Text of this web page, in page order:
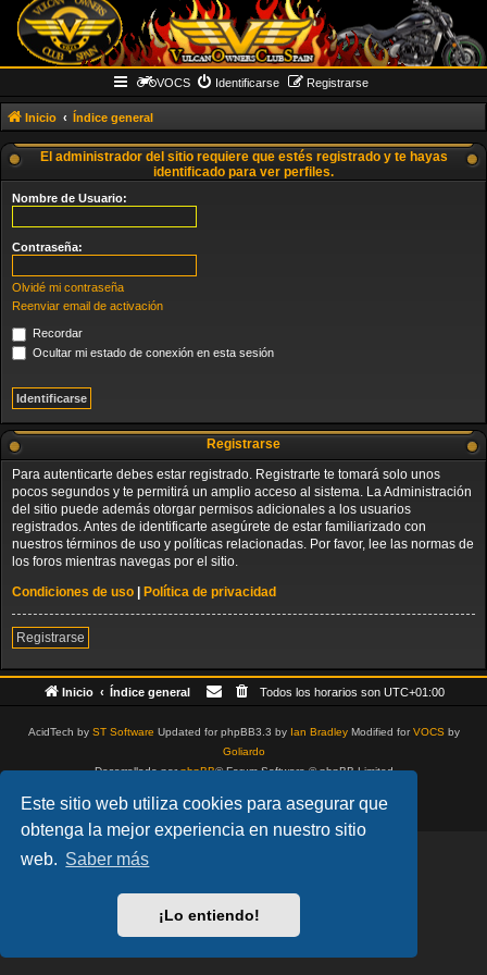
Este sitio web utiliza cookies para asegurar que
obtenga la mejor experiencia en nuestro sitio
web. Saber más
¡Lo entiendo!
VOCS Identificarse Registrarse
Inicio Índice general
El administrador del sitio requiere que estés registrado y te hayas
identificado para ver perfiles.
Nombre de Usuario:
Contraseña:
Olvidé mi contraseña
Reenviar email de activación
Recordar
Ocultar mi estado de conexión en esta sesión
Registrarse
Para autenticarte debes estar registrado. Registrarte te tomará solo unos
pocos segundos y te permitirá un amplio acceso al sistema. La Administración
del sitio puede además otorgar permisos adicionales a los usuarios
registrados. Antes de identificarte asegúrete de estar familiarizado con
nuestros términos de uso y políticas relacionadas. Por favor, lee las normas de
los foros mientras navegas por el sitio.
Condiciones de uso
Política de privacidad
Registrarse
Inicio Índice general Todos los horarios son UTC+01:00
AcidTech by ST Software Updated for phpBB3.3 by Ian BradleyModified forVOCSby
Goliardo
Desarrollado porphpBB® Forum Software © phpBB Limited
Privacidad| Condiciones